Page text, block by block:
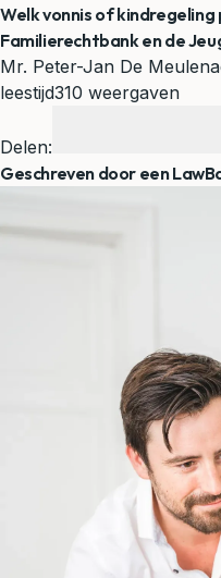
Welk vonnis of
Familierechtbank en de
Mr. Peter-Jan De
leestijd310 weergaven
Delen:
Geschreven door een